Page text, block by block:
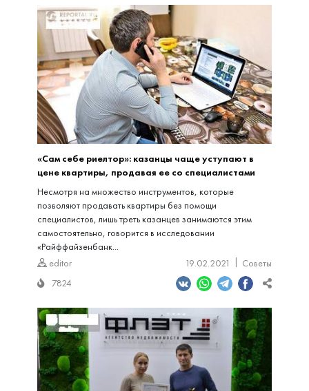
«Сам себе риелтор»: казанцы чаще уступают в
цене квартиры, продавая ее со специалистами
Несмотря на множество инструментов, которые
позволяют продавать квартиры без помощи
специалистов, лишь треть казанцев занимаются этим
самостоятельно, говорится в исследовании
«Райффайзенбанк...
editor
19.02.2021
Советы
7824